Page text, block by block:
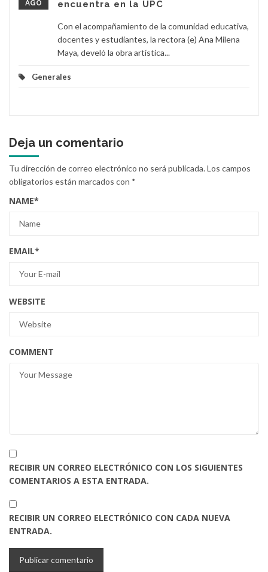
AGO encuentra en la UPC
Con el acompañamiento de la comunidad educativa,
docentes y estudiantes, la rectora (e) Ana Milena
Maya, develó la obra artística...
Generales
Deja un comentario
Tu dirección de correo electrónico no será publicada.Los campos
obligatorios están marcados con *
NAME*
EMAIL*
WEBSITE
COMMENT
RECIBIR UN CORREO ELECTRÓNICO CON LOS SIGUIENTES
COMENTARIOS A ESTA ENTRADA.
RECIBIR UN CORREO ELECTRÓNICO CON CADA NUEVA
ENTRADA.